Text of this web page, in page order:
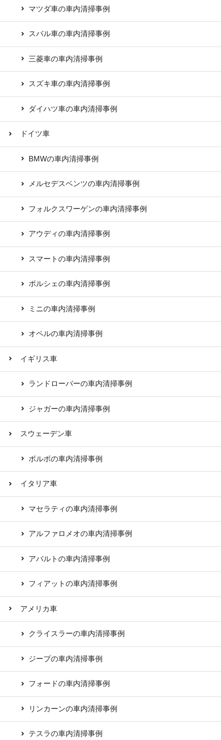
マツダ車の車内清掃事例
スバル車の車内清掃事例
三菱車の車内清掃事例
スズキ車の車内清掃事例
ダイハツ車の車内清掃事例
ドイツ車
BMWの車内清掃事例
メルセデスベンツの車内清掃事例
フォルクスワーゲンの車内清掃事例
アウディの車内清掃事例
スマートの車内清掃事例
ポルシェの車内清掃事例
ミニの車内清掃事例
オペルの車内清掃事例
イギリス車
ランドローバーの車内清掃事例
ジャガーの車内清掃事例
スウェーデン車
ボルボの車内清掃事例
イタリア車
マセラティの車内清掃事例
アルファロメオの車内清掃事例
アバルトの車内清掃事例
フィアットの車内清掃事例
アメリカ車
クライスラーの車内清掃事例
ジープの車内清掃事例
フォードの車内清掃事例
リンカーンの車内清掃事例
テスラの車内清掃事例